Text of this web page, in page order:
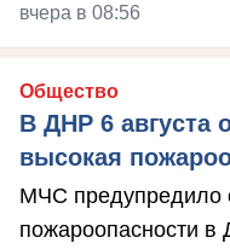
вчера в 08:56
Общество
В ДНР 6 августа
высокая
МЧС предупредило
пожароопасности в